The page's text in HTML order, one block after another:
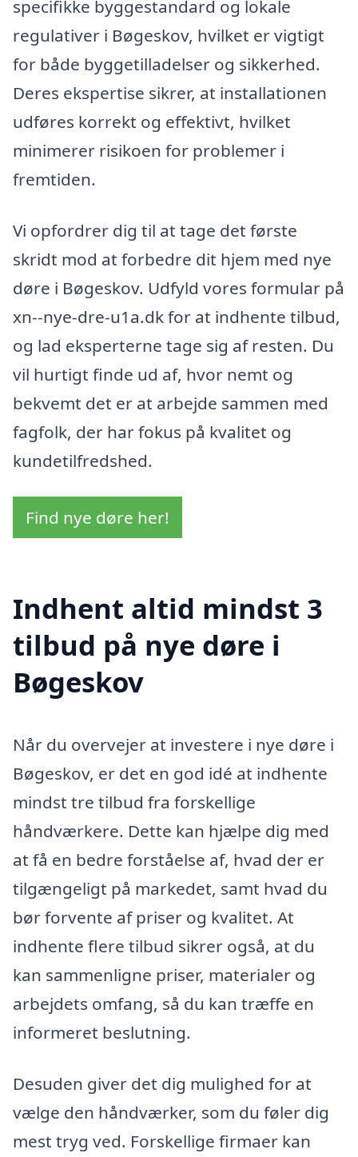
specifikke byggestandard og lokale
regulativer i Bøgeskov, hvilket er vigtigt
for både byggetilladelser og sikkerhed.
Deres ekspertise sikrer, at installationen
udføres korrekt og effektivt, hvilket
minimerer risikoen for problemer i
fremtiden.
Vi opfordrer dig til at tage det første
skridt mod at forbedre dit hjem med nye
døre i Bøgeskov. Udfyld vores formular på
xn--nye-dre-u1a.dk for at indhente tilbud,
og lad eksperterne tage sig af resten. Du
vil hurtigt finde ud af, hvor nemt og
bekvemt det er at arbejde sammen med
fagfolk, der har fokus på kvalitet og
kundetilfredshed.
Find nye døre her!
Indhent altid mindst 3
tilbud på nye døre i
Bøgeskov
Når du overvejer at investere i nye døre i
Bøgeskov, er det en god idé at indhente
mindst tre tilbud fra forskellige
håndværkere. Dette kan hjælpe dig med
at få en bedre forståelse af, hvad der er
tilgængeligt på markedet, samt hvad du
bør forvente af priser og kvalitet. At
indhente flere tilbud sikrer også, at du
kan sammenligne priser, materialer og
arbejdets omfang, så du kan træffe en
informeret beslutning.
Desuden giver det dig mulighed for at
vælge den håndværker, som du føler dig
mest tryg ved. Forskellige firmaer kan